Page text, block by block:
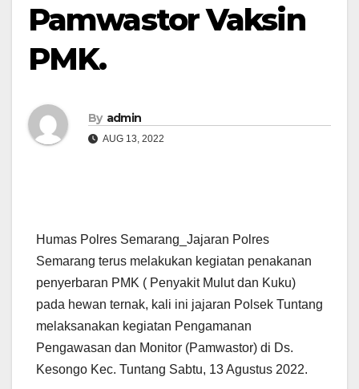
Pamwastor Vaksin
PMK.
By admin
AUG 13, 2022
Humas Polres Semarang_Jajaran Polres
Semarang terus melakukan kegiatan penakanan
penyerbaran PMK ( Penyakit Mulut dan Kuku)
pada hewan ternak, kali ini jajaran Polsek Tuntang
melaksanakan kegiatan Pengamanan
Pengawasan dan Monitor (Pamwastor) di Ds.
Kesongo Kec. Tuntang Sabtu, 13 Agustus 2022.